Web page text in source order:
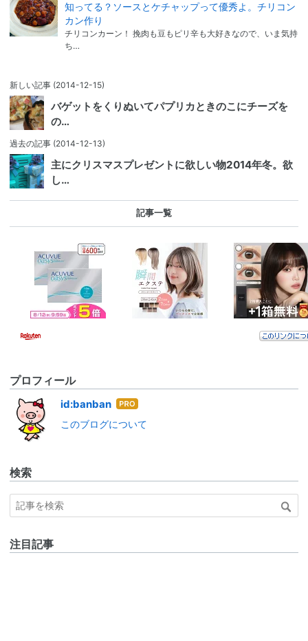
知ってる？ソースとケチャップって優秀よ。チリコン
カン作り
チリコンカーン！ 挽肉も豆もピリ辛も大好きなので、いま気持
ち…
新しい記事 (2014-12-15)
バゲットをくりぬいてパプリカときのこにチーズを
の…
過去の記事 (2014-12-13)
主にクリスマスプレゼントに欲しい物2014年冬。欲
し…
記事一覧
プロフィール
id:banban はて
ログ
このブログについて
検索
注目記事